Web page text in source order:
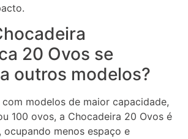
20 Ovos se
outros modelos?
modelos de maior capacidade,
100 ovos, a Chocadeira 20 Ovos é
ocupando menos espaço e